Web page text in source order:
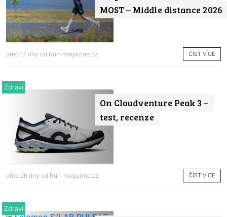
MOST – Middle distance 2026
před 17 dny od Run-magazine.cz ČÍST VÍCE
On Cloudventure Peak 3 –
test, recenze
Zdraví
před 26 dny od Run-magazine.cz ČÍST VÍCE
Zdraví